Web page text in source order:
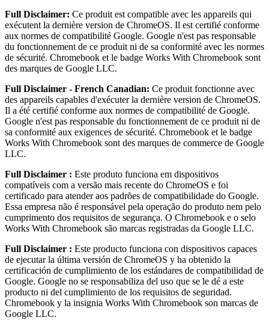
Full Disclaimer: Ce produit est compatible avec les appareils qui
exécutent la dernière version de ChromeOS. Il est certifié conforme
aux normes de compatibilité Google. Google n'est pas responsable
du fonctionnement de ce produit ni de sa conformité avec les normes
de sécurité. Chromebook et le badge Works With Chromebook sont
des marques de Google LLC.
Full Disclaimer - French Canadian: Ce produit fonctionne avec
des appareils capables d'exécuter la dernière version de ChromeOS.
Il a été certifié conforme aux normes de compatibilité de Google.
Google n'est pas responsable du fonctionnement de ce produit ni de
sa conformité aux exigences de sécurité. Chromebook et le badge
Works With Chromebook sont des marques de commerce de Google
LLC.
Full Disclaimer : Este produto funciona em dispositivos
compatíveis com a versão mais recente do ChromeOS e foi
certificado para atender aos padrões de compatibilidade do Google.
Essa empresa não é responsável pela operação do produto nem pelo
cumprimento dos requisitos de segurança. O Chromebook e o selo
Works With Chromebook são marcas registradas da Google LLC.
Full Disclaimer : Este producto funciona con dispositivos capaces
de ejecutar la última versión de ChromeOS y ha obtenido la
certificación de cumplimiento de los estándares de compatibilidad de
Google. Google no se responsabiliza del uso que se le dé a este
producto ni del cumplimiento de los requisitos de seguridad.
Chromebook y la insignia Works With Chromebook son marcas de
Google LLC.